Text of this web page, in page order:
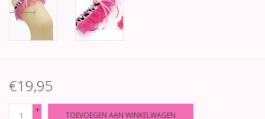
€19,95
+
TOEVOEGEN AAN WINKELWAGEN